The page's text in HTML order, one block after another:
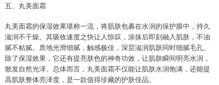
五、丸美面霜
丸美面霜的保湿效果堪称一流，将肌肤包裹在水润的保护膜中，持久
滋润不干燥。其吸收速度之快让人惊叹，涂抹后即刻融入肌肤，不油
腻不粘腻。质地光滑细腻，触感极佳，深层滋润肌肤同时细腻毛孔。
除了保湿效果，它还有提亮肤色的神奇功效，让肌肤瞬间明亮水润，
散发自然光泽。总体而言，丸美面霜不仅能让肌肤水润饱满，还能提
高肌肤整体亮泽度，是一款值得珍藏的护肤佳品。